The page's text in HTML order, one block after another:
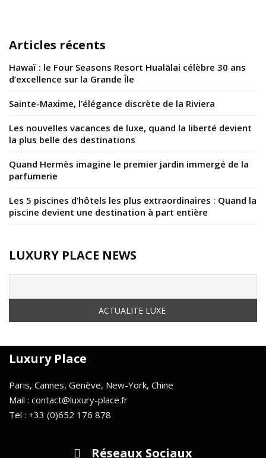
Articles récents
Hawaï : le Four Seasons Resort Hualālai célèbre 30 ans
d’excellence sur la Grande Île
Sainte-Maxime, l’élégance discrète de la Riviera
Les nouvelles vacances de luxe, quand la liberté devient
la plus belle des destinations
Quand Hermès imagine le premier jardin immergé de la
parfumerie
Les 5 piscines d’hôtels les plus extraordinaires : Quand la
piscine devient une destination à part entière
LUXURY PLACE NEWS
Luxury Place
Paris, Cannes, Genève, New-York, Chine
Mail : contact@luxury-place.fr
Tel : +33 (0)652 176 878
Réseaux Sociaux